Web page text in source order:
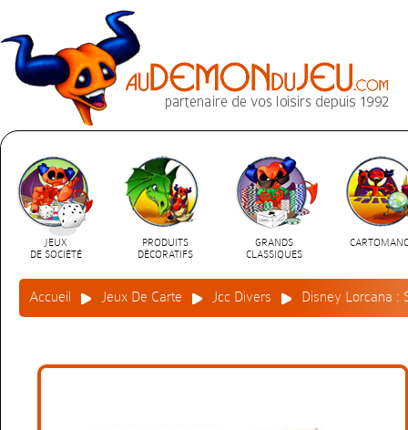
JEUX
DE SOCIÉTÉ
PRODUITS
DÉCORATIFS
GRANDS
CLASSIQUES
Accueil Jeux De Carte Jcc Divers Disney Lorcana :